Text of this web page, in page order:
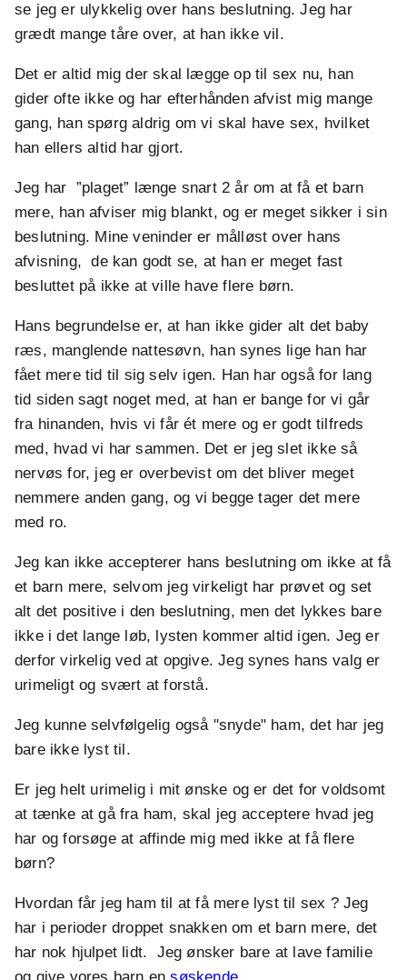
se jeg er ulykkelig over hans beslutning. Jeg har
grædt mange tåre over, at han ikke vil.
Det er altid mig der skal lægge op til sex nu, han
gider ofte ikke og har efterhånden afvist mig mange
gang, han spørg aldrig om vi skal have sex, hvilket
han ellers altid har gjort.
Jeg har ”plaget” længe snart 2 år om at få et barn
mere, han afviser mig blankt, og er meget sikker i sin
beslutning. Mine veninder er målløst over hans
afvisning, de kan godt se, at han er meget fast
besluttet på ikke at ville have flere børn.
Hans begrundelse er, at han ikke gider alt det baby
ræs, manglende nattesøvn, han synes lige han har
fået mere tid til sig selv igen. Han har også for lang
tid siden sagt noget med, at han er bange for vi går
fra hinanden, hvis vi får ét mere og er godt tilfreds
med, hvad vi har sammen. Det er jeg slet ikke så
nervøs for, jeg er overbevist om det bliver meget
nemmere anden gang, og vi begge tager det mere
med ro.
Jeg kan ikke accepterer hans beslutning om ikke at få
et barn mere, selvom jeg virkeligt har prøvet og set
alt det positive i den beslutning, men det lykkes bare
ikke i det lange løb, lysten kommer altid igen. Jeg er
derfor virkelig ved at opgive. Jeg synes hans valg er
urimeligt og svært at forstå.
Jeg kunne selvfølgelig også "snyde" ham, det har jeg
bare ikke lyst til.
Er jeg helt urimelig i mit ønske og er det for voldsomt
at tænke at gå fra ham, skal jeg acceptere hvad jeg
har og forsøge at affinde mig med ikke at få flere
børn?
Hvordan får jeg ham til at få mere lyst til sex ? Jeg
har i perioder droppet snakken om et barn mere, det
har nok hjulpet lidt. Jeg ønsker bare at lave familie